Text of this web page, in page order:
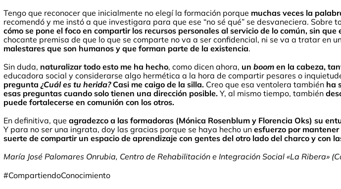
Tengo que reconocer que inicialmente no elegí la formación porque muchas veces la
recomendó y me instó a que investigara para que ese “no sé qué” se desvaneciera.
cómo se pone el foco en compartir los recursos personales al servicio de lo común, sin
chocante premisa de que lo que se comparte no va a ser confidencial, ni se va a tratar en
malestares que son humanos y que forman parte de la existencia.
Sin duda, naturalizar todo esto me ha hecho, como dicen ahora, un boom en la cabeza,
educadora social y considerarse algo hermética a la hora de compartir pesares o
pregunta ¿Cuál es tu herida?Casi me caigo de la silla. Creo que esa ventolera también ha
esas preguntas cuando solo tienen una dirección posible. Y, al mismo tiempo, también
puede fortalecerse en comunión con los otros.
En definitiva, que agradezco a las formadoras (Mónica Rosenblum y Florencia Oks) su
Y para no ser una ingrata, doy las gracias porque se haya hecho un esfuerzo por
suerte de compartir un espacio de aprendizaje con gentes del otro lado del charco y con
María José Palomares Onrubia, Centro de Rehabilitación e Integración Social «La Ribera»
#CompartiendoConocimiento